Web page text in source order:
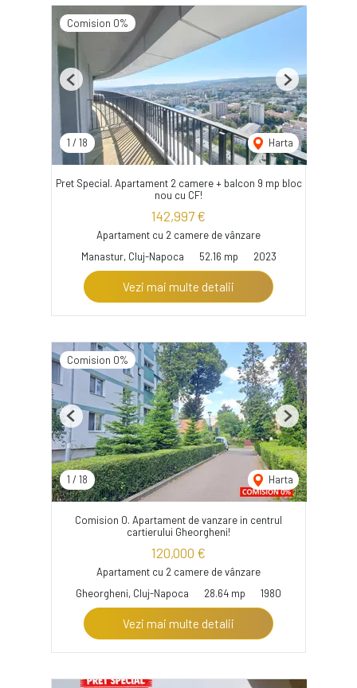
Comision 0%
1 / 18 Harta
Previous Next
Pret Special. Apartament 2 camere + balcon 9 mp bloc
nou cu CF!
142,997 €
Apartament cu 2 camere de vânzare
Manastur, Cluj-Napoca
52.16 mp 2023
Vezi mai multe detalii
Comision 0%
1 / 18 Harta
Previous Next
Comision 0. Apartament de vanzare in centrul
cartierului Gheorgheni!
120,000 €
Apartament cu 2 camere de vânzare
Gheorgheni, Cluj-Napoca
28.64 mp 1980
Vezi mai multe detalii